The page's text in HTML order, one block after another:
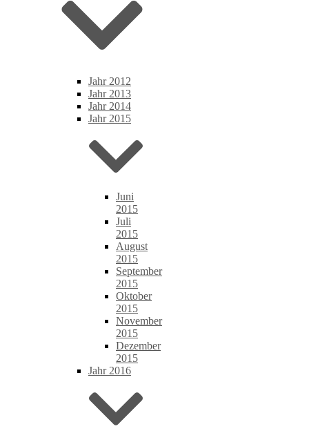
Jahr 2012
Jahr 2013
Jahr 2014
Jahr 2015
Juni
2015
Juli
2015
August
2015
September
2015
Oktober
2015
November
2015
Dezember
2015
Jahr 2016